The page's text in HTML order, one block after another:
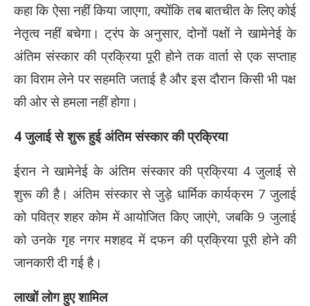
कहा कि ऐसा नहीं किया जाएगा, क्योंकि तब बातचीत के लिए कोई
नेतृत्व नहीं बचेगा। ट्रंप के अनुसार, दोनों पक्षों ने खामेनेई के
अंतिम संस्कार की प्रक्रिया पूरी होने तक वार्ता से एक सप्ताह
का विराम लेने पर सहमति जताई है और इस दौरान किसी भी पक्ष
की ओर से हमला नहीं होगा।
4 जुलाई से शुरू हुई अंतिम संस्कार की प्रक्रिया
ईरान ने खामेनेई के अंतिम संस्कार की प्रक्रिया 4 जुलाई से
शुरू की है। अंतिम संस्कार से जुड़े धार्मिक कार्यक्रम 7 जुलाई
को पवित्र शहर कोम में आयोजित किए जाएंगे, जबकि 9 जुलाई
को उनके गृह नगर मशहद में दफन की प्रक्रिया पूरी होने की
जानकारी दी गई है।
लाखों लोग हुए शामिल